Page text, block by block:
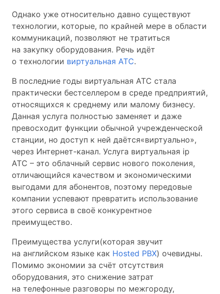
Однако уже относительно давно существуют
технологии, которые, по крайней мере в области
коммуникаций, позволяют не тратиться
на закупку оборудования. Речь идёт
о технологии виртуальная АТС.
В последние годы виртуальная АТС стала
практически бестселлером в среде предприятий,
относящихся к среднему или малому бизнесу.
Данная услуга полностью заменяет и даже
превосходит функции обычной учрежденческой
станции, но доступ к ней даётся«виртуально»,
через Интернет-канал. Услуга виртуальная ip
АТС – это облачный сервис нового поколения,
отличающийся качеством и экономическими
выгодами для абонентов, поэтому передовые
компании успевают превратить использование
этого сервиса в своё конкурентное
преимущество.
Преимущества услуги(которая звучит
на английском языке как Hosted PBX) очевидны.
Помимо экономии за счёт отсутствия
оборудования, это снижение затрат
на телефонные разговоры по межгороду,